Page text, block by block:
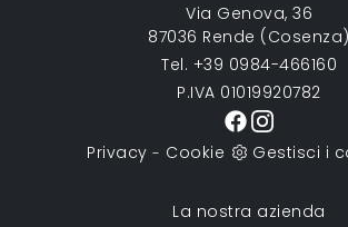
Via Genova, 36
87036 Rende (Cosenza)
Tel. +39 0984-466160
P.IVA 01019920782
Privacy - Cookie Gestisci i
La nostra azienda